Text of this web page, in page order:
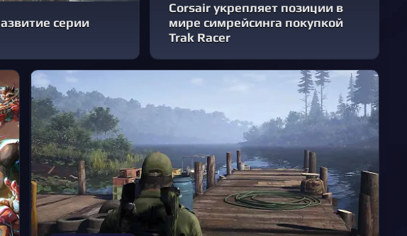
серии
Corsair укрепляет позиции в
мире симрейсинга покупкой
Trak Racer